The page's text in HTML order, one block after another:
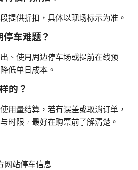
提供折扣，具体以现场标示为准。
车难题？
、使用周边停车场或提前在线预
低单日成本。
的？
用量结算，若有误差或取消订单，
时限，最好在购票前了解清楚。
网站停车信息